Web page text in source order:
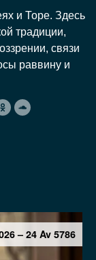
и Торе. Здесь
традиции,
связи
раввину и